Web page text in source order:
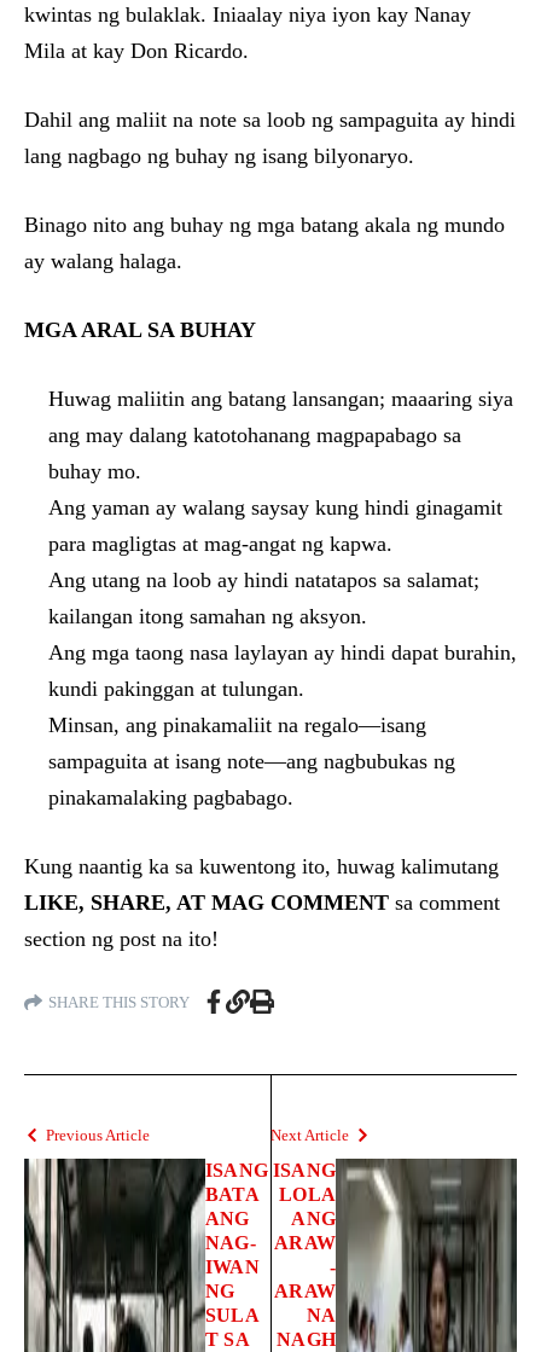
kwintas ng bulaklak. Iniaalay niya iyon kay Nanay
Mila at kay Don Ricardo.
Dahil ang maliit na note sa loob ng sampaguita ay hindi
lang nagbago ng buhay ng isang bilyonaryo.
Binago nito ang buhay ng mga batang akala ng mundo
ay walang halaga.
MGA ARAL SA BUHAY
Huwag maliitin ang batang lansangan; maaaring siya
ang may dalang katotohanang magpapabago sa
buhay mo.
Ang yaman ay walang saysay kung hindi ginagamit
para magligtas at mag-angat ng kapwa.
Ang utang na loob ay hindi natatapos sa salamat;
kailangan itong samahan ng aksyon.
Ang mga taong nasa laylayan ay hindi dapat burahin,
kundi pakinggan at tulungan.
Minsan, ang pinakamaliit na regalo—isang
sampaguita at isang note—ang nagbubukas ng
pinakamalaking pagbabago.
Kung naantig ka sa kuwentong ito, huwag kalimutang
LIKE, SHARE, AT MAG COMMENT sa comment
section ng post na ito!
SHARE THIS STORY
Previous Article
ISANG
BATA
ANG
NAG-
IWAN
NG
SULA
T SA
Next Article
ISANG
LOLA
ANG
ARAW
-
ARAW
NA
NAGH